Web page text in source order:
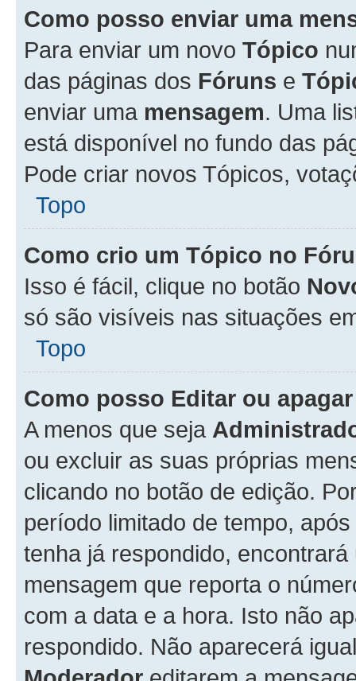
Como posso enviar uma
Para enviar um novo Tópico
das páginas dos Fóruns e
enviar uma mensagem. Uma
está disponível no fundo das
Pode criar novos Tópicos,
Topo
Como crio um Tópico no
Isso é fácil, clique no botão
só são visíveis nas situações
Topo
Como posso Editar ou
A menos que seja
ou excluir as suas próprias
clicando no botão de edição.
período limitado de tempo,
tenha já respondido,
mensagem que reporta o
com a data e a hora. Isto não
respondido. Não aparecerá